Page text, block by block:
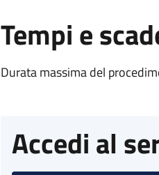
Tempi e
Durata massima del
Accedi al